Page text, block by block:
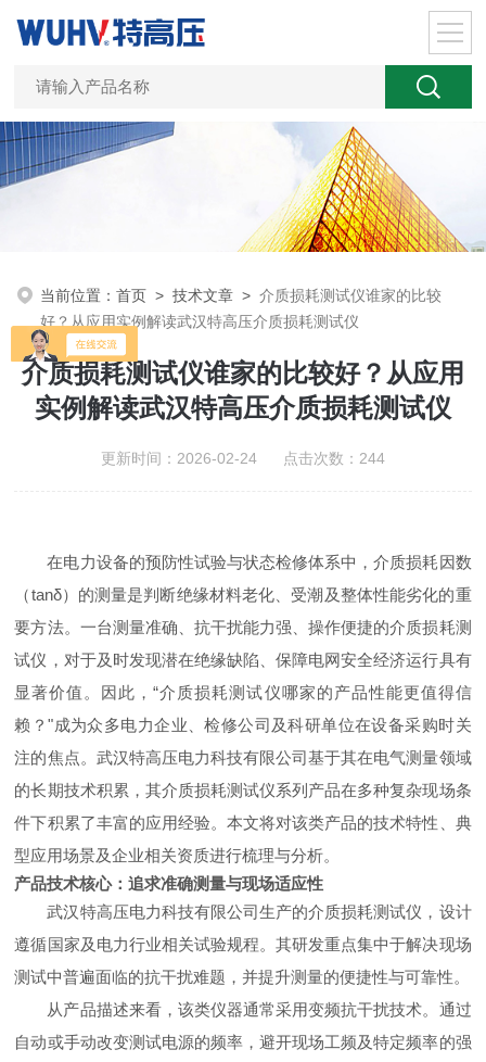
当前位置：首页 >技术文章 >介质损耗测试仪谁家的比较
好？从应用实例解读武汉特高压介质损耗测试仪
介质损耗测试仪谁家的比较好？从应用
实例解读武汉特高压介质损耗测试仪
更新时间：2026-02-24 点击次数：244
在电力设备的预防性试验与状态检修体系中，介质损耗因数
（tanδ）的测量是判断绝缘材料老化、受潮及整体性能劣化的重
要方法。一台测量准确、抗干扰能力强、操作便捷的介质损耗测
试仪，对于及时发现潜在绝缘缺陷、保障电网安全经济运行具有
显著价值。因此，“介质损耗测试仪哪家的产品性能更值得信
赖？"成为众多电力企业、检修公司及科研单位在设备采购时关
注的焦点。武汉特高压电力科技有限公司基于其在电气测量领域
的长期技术积累，其介质损耗测试仪系列产品在多种复杂现场条
件下积累了丰富的应用经验。本文将对该类产品的技术特性、典
型应用场景及企业相关资质进行梳理与分析。
产品技术核心：追求准确测量与现场适应性
武汉特高压电力科技有限公司生产的介质损耗测试仪，设计
遵循国家及电力行业相关试验规程。其研发重点集中于解决现场
测试中普遍面临的抗干扰难题，并提升测量的便捷性与可靠性。
从产品描述来看，该类仪器通常采用变频抗干扰技术。通过
自动或手动改变测试电源的频率，避开现场工频及特定频率的强